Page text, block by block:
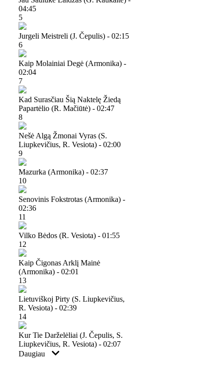
04:45
5
Jurgeli Meistreli (j. Čepulis) - 02:15
6
Kaip Molainiai Degė (armonika) -
02:04
7
Kad Surasčiau Šią Naktelę Žiedą
Papartėlio (r. Mačiūtė) - 02:47
8
Nešė Algą Žmonai Vyras (s.
Liupkevičius, R. Vesiota) - 02:00
9
Mazurka (armonika) - 02:37
10
Senovinis Fokstrotas (armonika) -
02:36
11
Vilko Bėdos (r. Vesiota) - 01:55
12
Kaip Čigonas Arklį Mainė
(armonika) - 02:01
13
Lietuviškoj Pirty (s. Liupkevičius,
R. Vesiota) - 02:39
14
Kur Tie Darželėliai (j. Čepulis, S.
Liupkevičius, R. Vesiota) - 02:07
Daugiau